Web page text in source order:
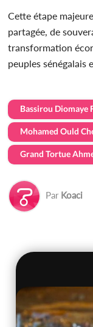
Cette étape
partagée, de
transformation
peuples sénégalais
Bassirou Diomaye
Mohamed Ould
Grand Tortue
Par Koaci